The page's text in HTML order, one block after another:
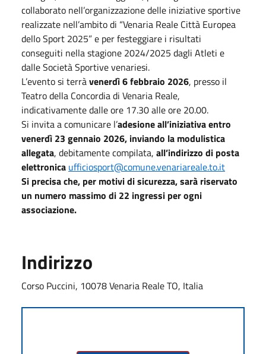
collaborato nell’organizzazione delle iniziative sportive
realizzate nell’ambito di “Venaria Reale Città Europea
dello Sport 2025” e per festeggiare i risultati
conseguiti nella stagione 2024/2025 dagli Atleti e
dalle Società Sportive venariesi.
L’evento si terràvenerdì 6 febbraio 2026, presso il
Teatro della Concordia di Venaria Reale,
indicativamente dalle ore 17.30 alle ore 20.00.
Si invita a comunicare l’adesione all’iniziativa entro
venerdì 23 gennaio 2026, inviando la modulistica
allegata, debitamente compilata, all’indirizzo di posta
elettronica ufficiosport@comune.venariareale.to.it
Si precisa che, per motivi di sicurezza, sarà riservato
un numero massimo di 22 ingressi per ogni
associazione.
Indirizzo
Corso Puccini, 10078 Venaria Reale TO, Italia